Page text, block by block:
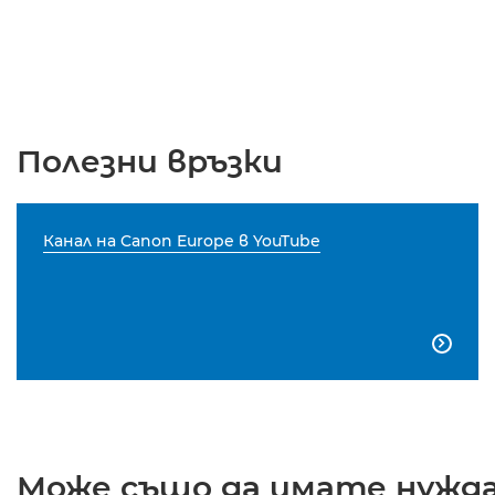
Полезни връзки
Канал на Canon Europe в YouTube

Може също да имате